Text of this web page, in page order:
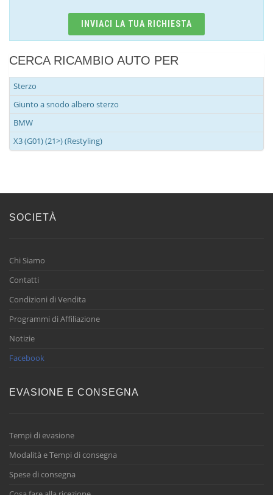
INVIACI LA TUA RICHIESTA
CERCA RICAMBIO AUTO PER
Sterzo
Giunto a snodo albero sterzo
BMW
X3 (G01) (21>) (Restyling)
SOCIETÀ
Chi Siamo
Contatti
Condizioni di Vendita
Programmi di Affiliazione
Notizie
Facebook
EVASIONE E CONSEGNA
Tempi di evasione
Modalità e Tempi di consegna
Spese di consegna